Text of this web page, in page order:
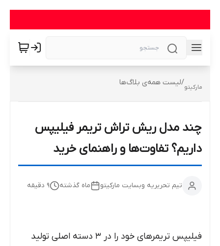
مارکیتو/لیست همه‌ی بلاگ‌ها
چند مدل ریش تراش تریمر فیلیپس
داریم؟ تفاوت‌ها و راهنمای خرید
تیم تحریریه وبسایت مارکیتو ماه گذشته 9 دقیقه
فیلیپس تریمرهای خود را در ۳ دسته اصلی تولید